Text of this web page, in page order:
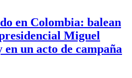
en Colombia: balean
Miguel
un acto de campaña